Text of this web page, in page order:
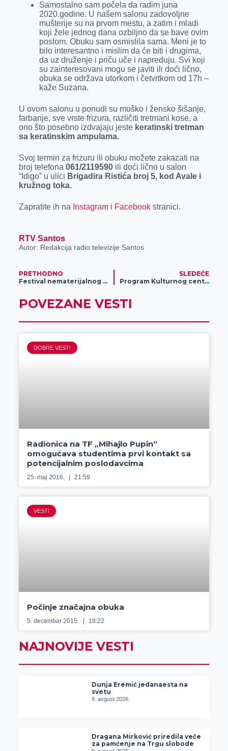
Samostalno sam počela da radim juna
2020.godine. U našem salonu zadovoljne
mušterije su na prvom mestu, a zatim i mladi
koji žele jednog dana ozbiljno da se bave ovim
poslom. Obuku sam osmislila sama. Meni je to
bilo interesantno i mislim da će biti i drugima,
da uz druženje i priču uče i napreduju. Svi koji
su zainteresovani mogu se javiti ili doći lično,
obuka se održava utorkom i četvrtkom od 17h –
kaže Suzana.
U ovom salonu u ponudi su muško i žensko šišanje,
farbanje, sve vrste frizura, različiti tretmani kose, a
ono što posebno izdvajaju jeste keratinski tretman
sa keratinskim ampulama.
Svoj termin za frizuru ili obuku možete zakazati na
broj telefona 061/2119590ili doći lično u salon
“Idigo” u ulici Brigadira Ristića broj 5, kod Avale i
kružnog toka.
Zapratite ih na Instagrami Facebookstranici.
RTV Santos
Autor: Redakcija radio televizije Santos
PRETHODNO
Festival nematerijalnog kulturnog nasleđa „Banatski dani teku“
SLEDEĆE
Program Kulturnog centra Zrenjanina do 18. avgusta
POVEZANE VESTI
DOBRE VESTI
Radionica na TF „Mihajlo Pupin“
omogućava studentima prvi kontakt sa
potencijalnim poslodavcima
25. maj 2016. 21:59
VESTI
Počinje značajna obuka
5. decembar 2015. 18:22
NAJNOVIJE VESTI
Dunja Eremić jedanaesta na
svetu
9. avgust 2026.
Dragana Mirković priredila veče
za pamćenje na Trgu slobode